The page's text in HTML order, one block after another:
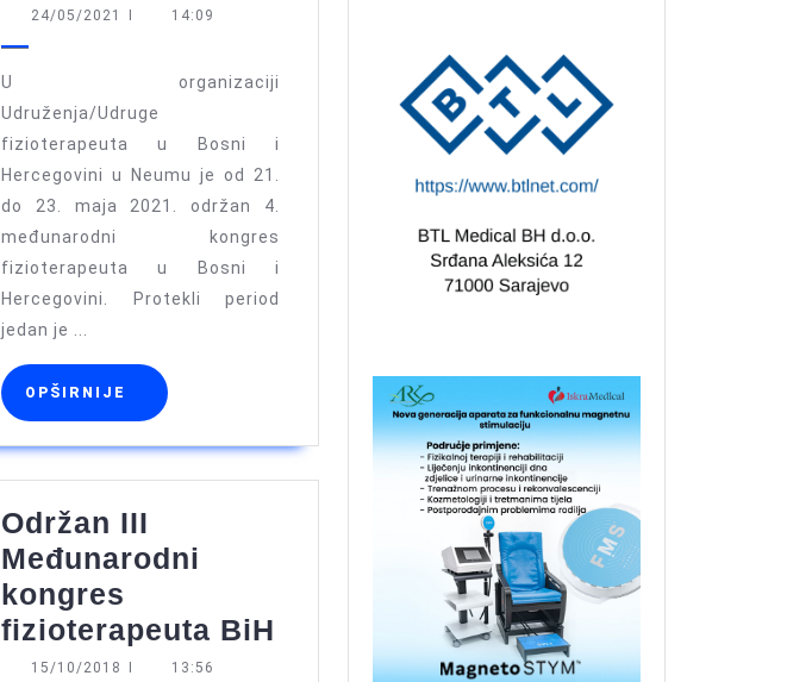
fizioterapeuta
u
BiH
“Edukacija
terapija”
24/05/2021 24/05/2021
14:09
U organizaciji
Udruženja/Udruge
fizioterapeuta u Bosni i
Hercegovini u Neumu je od 21.
do 23. maja 2021. održan 4.
međunarodni kongres
fizioterapeuta u Bosni i
Hercegovini. Protekli period
jedan je ...
OPŠIRNIJE OPŠIRNIJE
Održan III
Međunarodni
kongres
fizioterapeuta BiH
15/10/2018 15/10/2018
13:56